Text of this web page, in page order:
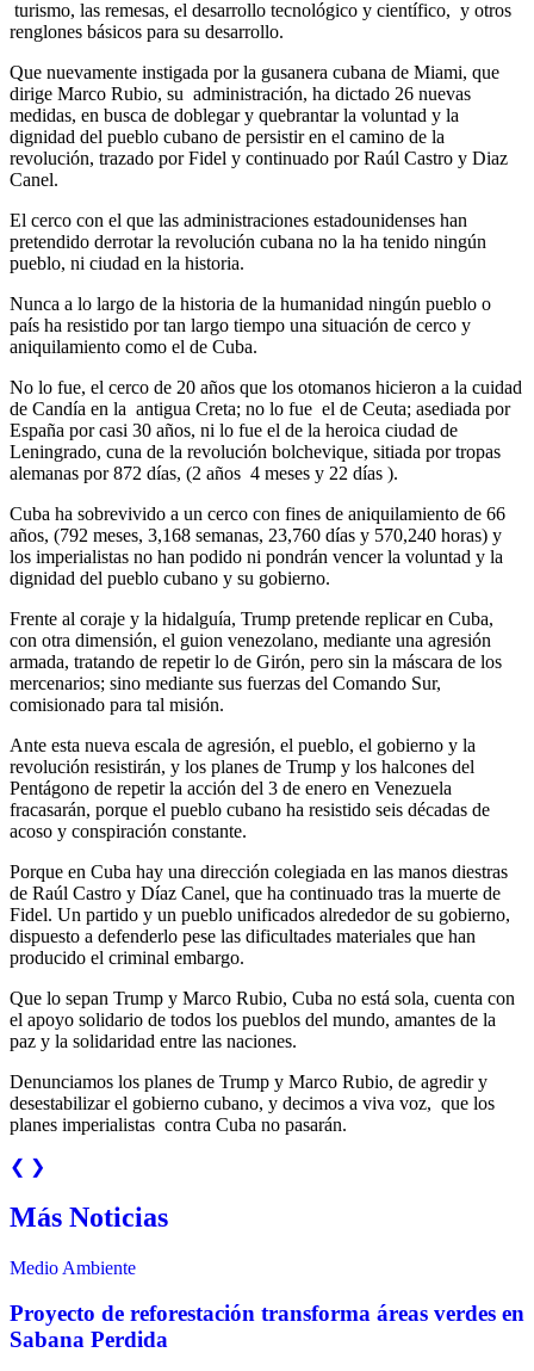
turismo, las remesas, el desarrollo tecnológico y científico, y otros
renglones básicos para su desarrollo.
Que nuevamente instigada por la gusanera cubana de Miami, que
dirige Marco Rubio, su administración, ha dictado 26 nuevas
medidas, en busca de doblegar y quebrantar la voluntad y la
dignidad del pueblo cubano de persistir en el camino de la
revolución, trazado por Fidel y continuado por Raúl Castro y Diaz
Canel.
El cerco con el que las administraciones estadounidenses han
pretendido derrotar la revolución cubana no la ha tenido ningún
pueblo, ni ciudad en la historia.
Nunca a lo largo de la historia de la humanidad ningún pueblo o
país ha resistido por tan largo tiempo una situación de cerco y
aniquilamiento como el de Cuba.
No lo fue, el cerco de 20 años que los otomanos hicieron a la cuidad
de Candía en la antigua Creta; no lo fue el de Ceuta; asediada por
España por casi 30 años, ni lo fue el de la heroica ciudad de
Leningrado, cuna de la revolución bolchevique, sitiada por tropas
alemanas por 872 días, (2 años 4 meses y 22 días ).
Cuba ha sobrevivido a un cerco con fines de aniquilamiento de 66
años, (792 meses, 3,168 semanas, 23,760 días y 570,240 horas) y
los imperialistas no han podido ni pondrán vencer la voluntad y la
dignidad del pueblo cubano y su gobierno.
Frente al coraje y la hidalguía, Trump pretende replicar en Cuba,
con otra dimensión, el guion venezolano, mediante una agresión
armada, tratando de repetir lo de Girón, pero sin la máscara de los
mercenarios; sino mediante sus fuerzas del Comando Sur,
comisionado para tal misión.
Ante esta nueva escala de agresión, el pueblo, el gobierno y la
revolución resistirán, y los planes de Trump y los halcones del
Pentágono de repetir la acción del 3 de enero en Venezuela
fracasarán, porque el pueblo cubano ha resistido seis décadas de
acoso y conspiración constante.
Porque en Cuba hay una dirección colegiada en las manos diestras
de Raúl Castro y Díaz Canel, que ha continuado tras la muerte de
Fidel. Un partido y un pueblo unificados alrededor de su gobierno,
dispuesto a defenderlo pese las dificultades materiales que han
producido el criminal embargo.
Que lo sepan Trump y Marco Rubio, Cuba no está sola, cuenta con
el apoyo solidario de todos los pueblos del mundo, amantes de la
paz y la solidaridad entre las naciones.
Denunciamos los planes de Trump y Marco Rubio, de agredir y
desestabilizar el gobierno cubano, y decimos a viva voz, que los
planes imperialistas contra Cuba no pasarán.
❮ ❯
Más Noticias
Medio Ambiente
Proyecto de reforestación transforma áreas verdes en
Sabana Perdida